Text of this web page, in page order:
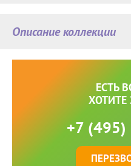
Описание коллекции
ЕСТЬ
ХОТИТЕ
+7